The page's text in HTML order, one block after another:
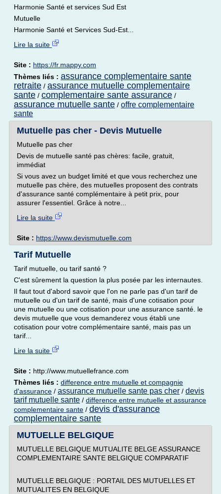
Harmonie Santé et services Sud Est
Mutuelle
Harmonie Santé et Services Sud-Est...
Lire la suite
Site : https://fr.mappy.com
Thèmes liés : assurance complementaire sante
retraite / assurance mutuelle complementaire
sante / complementaire sante assurance /
assurance mutuelle sante / offre complementaire
sante
Mutuelle pas cher - Devis Mutuelle
Mutuelle pas cher
Devis de mutuelle santé pas chères: facile, gratuit,
immédiat
Si vous avez un budget limité et que vous recherchez une
mutuelle pas chère, des mutuelles proposent des contrats
d'assurance santé complémentaire à petit prix, pour
assurer l'essentiel. Grâce à notre...
Lire la suite
Site : https://www.devismutuelle.com
Tarif Mutuelle
Tarif mutuelle, ou tarif santé ?
C'est sûrement la question la plus posée par les internautes.
Il faut tout d'abord savoir que l'on ne parle pas d'un tarif de
mutuelle ou d'un tarif de santé, mais d'une cotisation pour
une mutuelle ou une cotisation pour une assurance santé. le
devis mutuelle que vous demanderez vous établi une
cotisation pour votre complémentaire santé, mais pas un
tarif...
Lire la suite
Site : http://www.mutuellefrance.com
Thèmes liés : difference entre mutuelle et compagnie
d'assurance / assurance mutuelle sante pas cher / devis
tarif mutuelle sante / difference entre mutuelle et assurance
complementaire sante / devis d'assurance
complementaire sante
MUTUELLE BELGIQUE
MUTUELLE BELGIQUE MUTUALITE BELGE ASSURANCE
COMPLEMENTAIRE SANTE BELGIQUE COMPARATIF
MUTUELLE BELGIQUE : PORTAIL DES MUTUELLES ET
MUTUALITES EN BELGIQUE